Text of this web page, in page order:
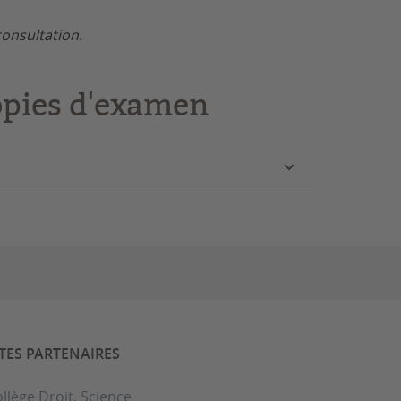
d'examen
PARTENAIRES
Droit, Science